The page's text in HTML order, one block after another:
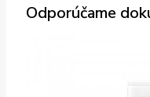
Odporúčame